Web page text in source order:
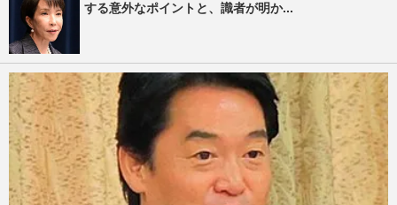
する意外なポイントと、識者が明か...